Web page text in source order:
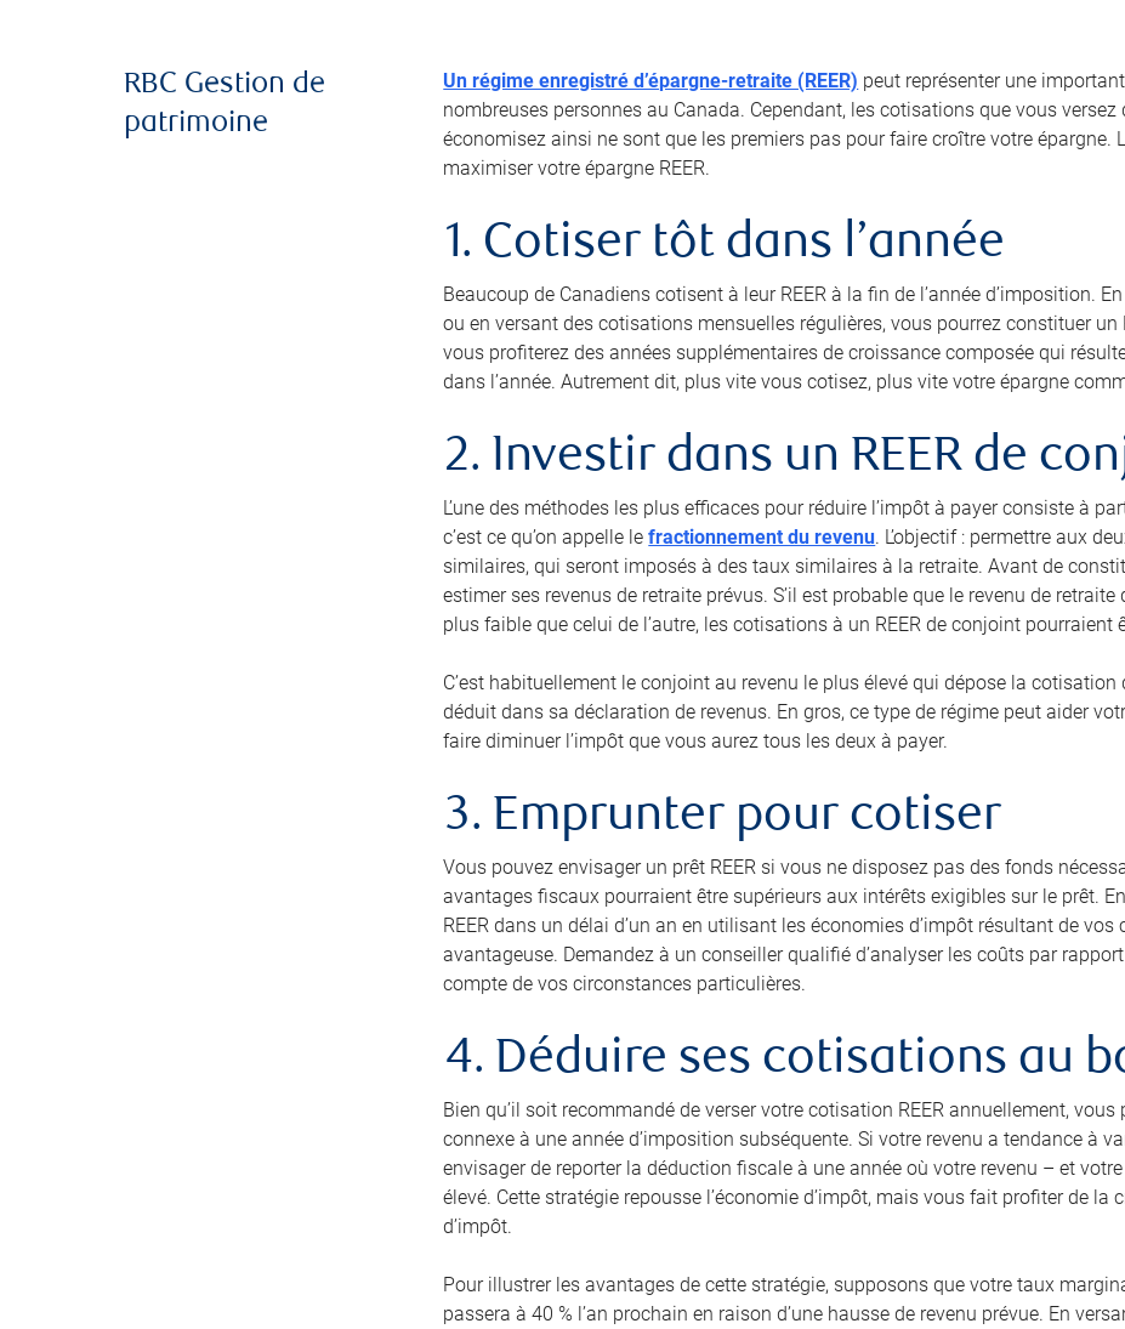
RBC Gestion de
patrimoine
Un régime enregistré d’épargne-retraite (REER) peut représenter une
nombreuses personnes au Canada. Cependant, les cotisations que vous versez
économisez ainsi ne sont que les premiers pas pour faire croître votre
maximiser votre épargne REER.
1. Cotiser tôt dans l’année
Beaucoup de Canadiens cotisent à leur REER à la fin de l’année d’imposition.
ou en versant des cotisations mensuelles régulières, vous pourrez constituer
vous profiterez des années supplémentaires de croissance composée qui
dans l’année. Autrement dit, plus vite vous cotisez, plus vite votre épargne
2. Investir dans un REER de
L’une des méthodes les plus efficaces pour réduire l’impôt à payer consiste à
c’est ce qu’on appelle lefractionnement du revenu. L’objectif : permettre aux
similaires, qui seront imposés à des taux similaires à la retraite. Avant de
estimer ses revenus de retraite prévus. S’il est probable que le revenu de
plus faible que celui de l’autre, les cotisations à un REER de conjoint pourraient
C’est habituellement le conjoint au revenu le plus élevé qui dépose la cotisation
déduit dans sa déclaration de revenus. En gros, ce type de régime peut aider
faire diminuer l’impôt que vous aurez tous les deux à payer.
3. Emprunter pour cotiser
Vous pouvez envisager un prêt REER si vous ne disposez pas des fonds
avantages fiscaux pourraient être supérieurs aux intérêts exigibles sur le prêt.
REER dans un délai d’un an en utilisant les économies d’impôt résultant de
avantageuse. Demandez à un conseiller qualifié d’analyser les coûts par
compte de vos circonstances particulières.
4. Déduire ses cotisations au
Bien qu’il soit recommandé de verser votre cotisation REER annuellement,
connexe à une année d’imposition subséquente. Si votre revenu a tendance à
envisager de reporter la déduction fiscale à une année où votre revenu – et
élevé. Cette stratégie repousse l’économie d’impôt, mais vous fait profiter de
d’impôt.
Pour illustrer les avantages de cette stratégie, supposons que votre taux
passera à 40 % l’an prochain en raison d’une hausse de revenu prévue. En